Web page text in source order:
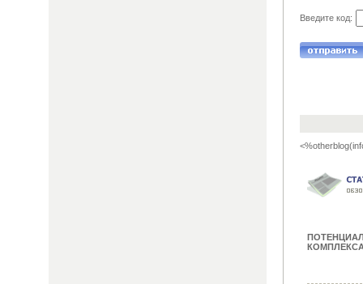
Введите код: